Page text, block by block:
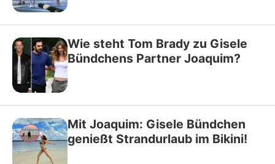
Wie steht Tom Brady zu Gisele
Bündchens Partner Joaquim?
Mit Joaquim: Gisele Bündchen
genießt Strandurlaub im Bikini!